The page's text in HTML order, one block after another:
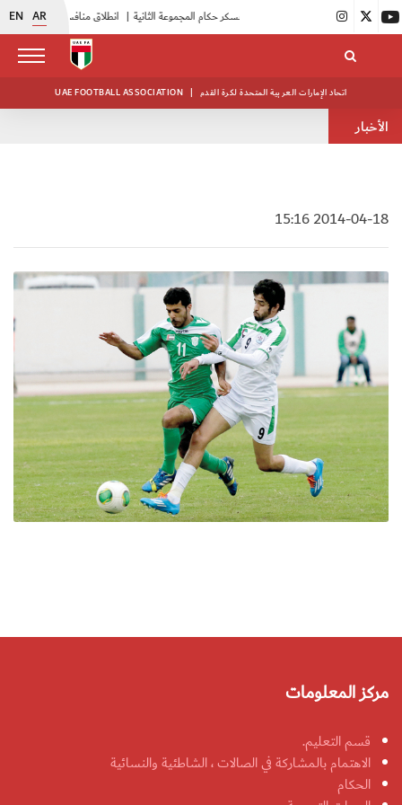
EN AR انطلاق منافسات بطولة النخبة لحرس الرئاسة |
UAE FOOTBALL ASSOCIATION | اتحاد الإمارات العربية المتحدة لكرة القدم
الأخبار
2014-04-18 15:16
مركز المعلومات
قسم التعليم.
الاهتمام بالمشاركة في الصالات ، الشاطئية والنسائية
الحكام